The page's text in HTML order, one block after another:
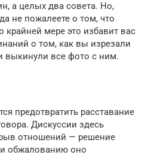
а целых два совета. Но,
не пожалеете о том, что
мере это избавит вас
о том, как вы изрезали
выкинули все фото с ним.
предотвратить расставание
Дискуссии здесь
отношений — решение
и обжалованию оно